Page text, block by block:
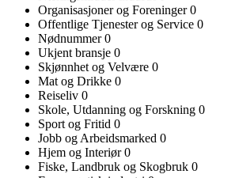
Organisasjoner og Foreninger0
Offentlige Tjenester og Service 0
Nødnummer0
Ukjent bransje 0
Skjønnhet og Velvære 0
Mat og Drikke 0
Reiseliv 0
Skole, Utdanning og Forskning 0
Sport og Fritid 0
Jobb og Arbeidsmarked 0
Hjem og Interiør0
Fiske, Landbruk og Skogbruk 0